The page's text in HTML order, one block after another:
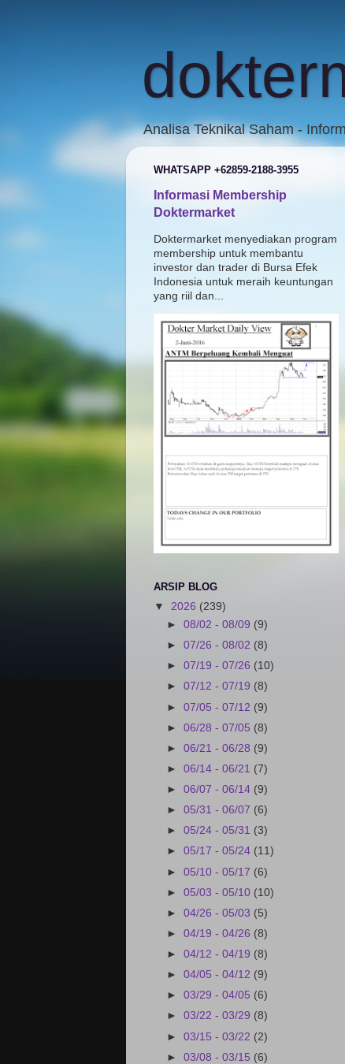
Analisa Teknikal Saham -
WHATSAPP +62859-2188-3955
Informasi Membership
Doktermarket
Doktermarket menyediakan program
membership untuk membantu
investor dan trader di Bursa Efek
Indonesia untuk meraih keuntungan
yang riil dan...
ARSIP BLOG
▼ 2026 (239)
►08/02 - 08/09 (9)
►07/26 - 08/02 (8)
►07/19 - 07/26 (10)
►07/12 - 07/19 (8)
►07/05 - 07/12 (9)
►06/28 - 07/05 (8)
►06/21 - 06/28 (9)
►06/14 - 06/21 (7)
►06/07 - 06/14 (9)
►05/31 - 06/07 (6)
►05/24 - 05/31 (3)
►05/17 - 05/24 (11)
►05/10 - 05/17 (6)
►05/03 - 05/10 (10)
►04/26 - 05/03 (5)
►04/19 - 04/26 (8)
►04/12 - 04/19 (8)
►04/05 - 04/12 (9)
►03/29 - 04/05 (6)
►03/22 - 03/29 (8)
►03/15 - 03/22 (2)
►03/08 - 03/15 (6)